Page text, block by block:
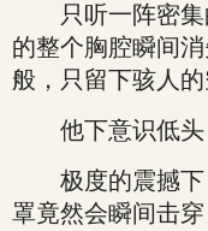
只听一阵密集
的整个胸腔瞬间
般，只留下骇人的
他下意识低头
极度的震撼下
罩竟然会瞬间击